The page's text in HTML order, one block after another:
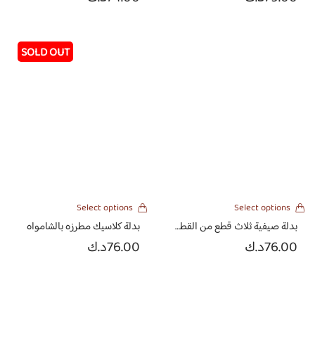
Select options
بدلة صيفية ثلاث قطع من القطن الياباني بتصميم أنيق
76.00د.ك
Select options
بدلة كلاسيك مطرزه بالشامواه
76.00د.ك